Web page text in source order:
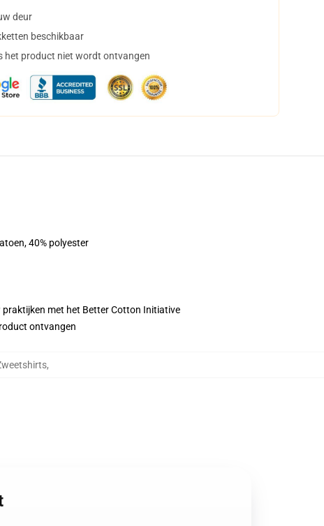
deur
beschikbaar
het product niet wordt ontvangen
40% polyester
met het Better Cotton Initiative
ontvangen
,